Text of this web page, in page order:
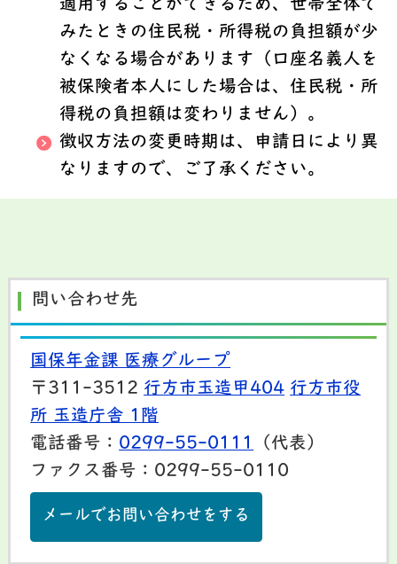
適用することができるため、世帯全体で
みたときの住民税・所得税の負担額が少
なくなる場合があります（口座名義人を
被保険者本人にした場合は、住民税・所
得税の負担額は変わりません）。
徴収方法の変更時期は、申請日により異
なりますので、ご了承ください。
問い合わせ先
国保年金課 医療グループ
〒311-3512 行方市玉造甲404 行方市役
所 玉造庁舎 1階
電話番号： 0299-55-0111
（代表）
ファクス番号：0299-55-0110
メールでお問い合わせをする